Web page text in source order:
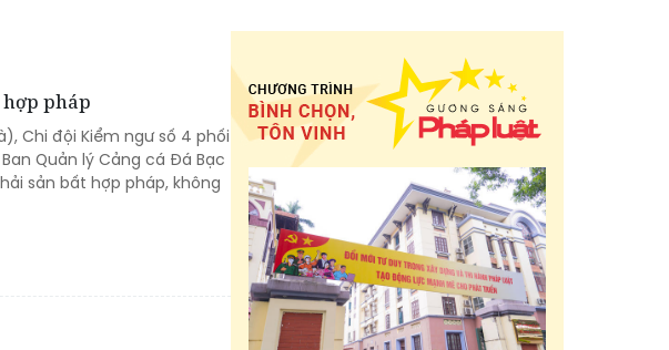
pháp
Chi đội Kiểm ngư số 4 phối
Quản lý Cảng cá Đá Bạc
sản bất hợp pháp, không